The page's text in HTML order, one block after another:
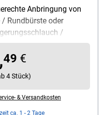
Anbringung von
Rundbürste oder
/
erreichbarer Stellen
49 €
4 Stück)
& Versandkosten
ca. 1 - 2 Tage